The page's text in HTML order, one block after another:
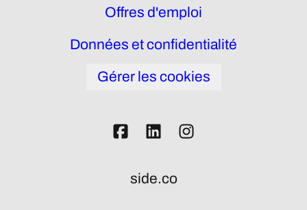
Offres d'emploi
Données et confidentialité
Gérer les cookies
side.co